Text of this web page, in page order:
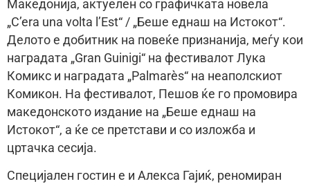
Македонија, актуелен со графичката новела
„C’era una volta l’Est“ / „Беше еднаш на Истокот“.
Делото е добитник на повеќе признанија, меѓу кои
наградата „Gran Guinigi“ на фестивалот Лука
Комикс и наградата „Palmarès“ на неаполскиот
Комикон. На фестивалот, Пешов ќе го промовира
македонското издание на „Беше еднаш на
Истокот“, а ќе се претстави и со изложба и
цртачка сесија.
Специјален гостин е и Алекса Гајиќ, реномиран